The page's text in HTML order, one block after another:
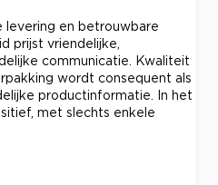
levering en betrouwbare
prijst vriendelijke,
communicatie. Kwaliteit
wordt consequent als
productinformatie. In het
met slechts enkele